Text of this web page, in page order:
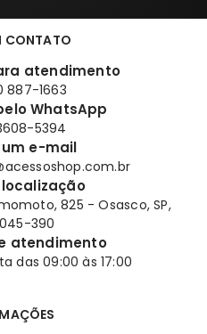
CONTATO
atendimento
887-1663
WhatsApp
5394
um e-mail
825 - Osasco, SP,
390
atendimento
das 09:00 às 17:00